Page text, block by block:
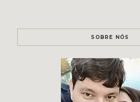
SOBRE NÓS